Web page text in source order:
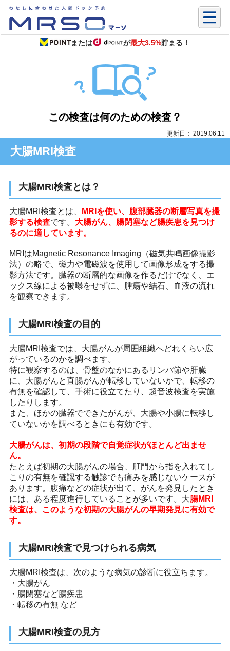
または が最大3.5%貯まる！
この検査は何のための検査？
更新日： 2019.06.11
大腸MRI検査
大腸MRI検査とは？
大腸MRI検査とは、
MRIを使い、腹部臓器の断層写真を撮
影する検査です。 大腸がん、腸閉塞など腸疾患を見つけ
るのに適しています。
MRIはMagnetic Resonance Imaging（磁気共鳴画像撮影
法）の略で、磁力や電磁波を使用して画像形成をする撮
影方法です。臓器の断層的な画像を作るだけでなく、エ
ックス線による被曝をせずに、腫瘍や結石、血液の流れ
を観察できます。
大腸MRI検査の目的
大腸MRI検査では、大腸がんが周囲組織へどれくらい広
がっているのかを調べます。
特に観察するのは、骨盤のなかにあるリンパ節や肝臓
に、大腸がんと直腸がんが転移していないかで、転移の
有無を確認して、手術に役立てたり、超音波検査を実施
したりします。
また、ほかの臓器でできたがんが、大腸や小腸に転移し
ていないかを調べるときにも有効です。
大腸がんは、初期の段階で自覚症状がほとんど出ませ
ん。
たとえば初期の大腸がんの場合、肛門から指を入れてし
こりの有無を確認する触診でも痛みを感じないケースが
あります。腹痛などの症状が出て、がんを発見したとき
には、ある程度進行していることが多いです。大腸MRI
検査は、このような初期の大腸がんの早期発見に有効で
す。
大腸MRI検査で見つけられる病気
大腸MRI検査は、次のような病気の診断に役立ちます。
・大腸がん
・腸閉塞など腸疾患
・転移の有無 など
大腸MRI検査の見方